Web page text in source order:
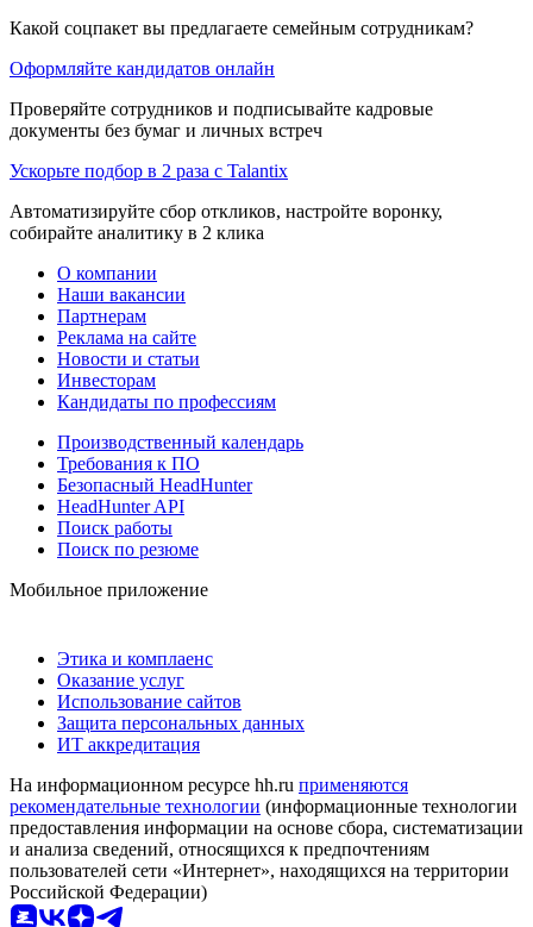
Какой соцпакет вы предлагаете семейным сотрудникам?
Оформляйте кандидатов онлайн
Проверяйте сотрудников и подписывайте кадровые
документы без бумаг и личных встреч
Ускорьте подбор в 2 раза с Talantix
Автоматизируйте сбор откликов, настройте воронку,
собирайте аналитику в 2 клика
О компании
Наши вакансии
Партнерам
Реклама на сайте
Новости и статьи
Инвесторам
Кандидаты по профессиям
Производственный календарь
Требования к ПО
Безопасный HeadHunter
HeadHunter API
Поиск работы
Поиск по резюме
Мобильное приложение
Этика и комплаенс
Оказание услуг
Использование сайтов
Защита персональных данных
ИТ аккредитация
На информационном ресурсе hh.ru применяются
рекомендательные технологии (информационные технологии
предоставления информации на основе сбора, систематизации
и анализа сведений, относящихся к предпочтениям
пользователей сети «Интернет», находящихся на территории
Российской Федерации)